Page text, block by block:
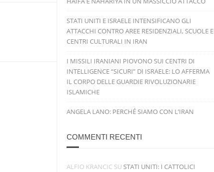
STATI UNITI E ISRAELE INTENSIFICANO GLI
ATTACCHI CONTRO AREE RESIDENZIALI, SCUOLE E
CENTRI CULTURALI IN IRAN
I MISSILI IRANIANI PIOVONO SUI CENTRI DI
INTELLIGENCE “SICURI” DI ISRAELE: LO AFFERMA
IL CORPO DELLE GUARDIE RIVOLUZIONARIE
ISLAMICHE
ANGELA LANO: PERCHÉ SIAMO CON L’IRAN
COMMENTI RECENTI
ALFIO KRANCIC SU STATI UNITI: I CATTOLICI